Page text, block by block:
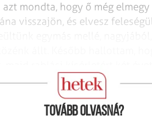
mondta, hogy ő még
visszajön, és elvesz
meg.”
Tovább olvasná?